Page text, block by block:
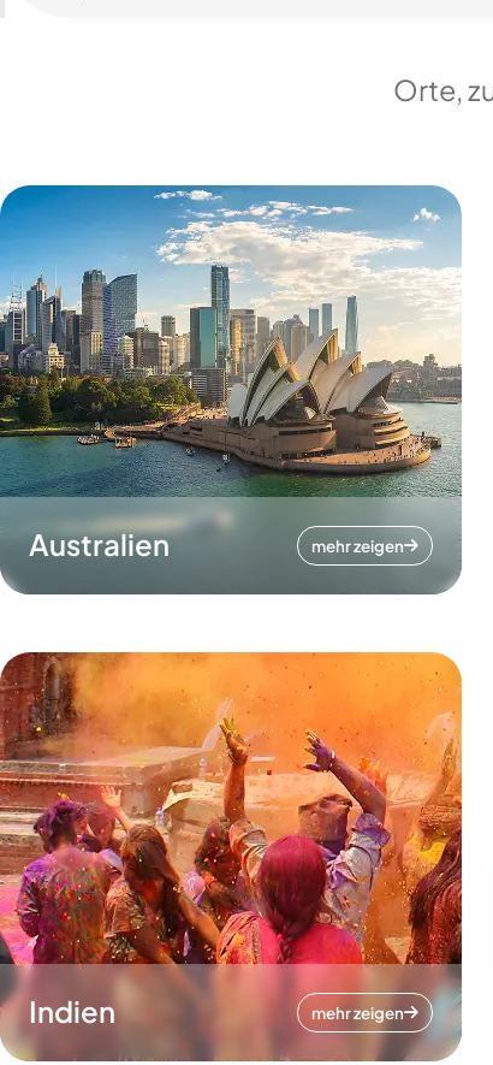
Orte,
Australien mehr zeigen
Indien mehr zeigen